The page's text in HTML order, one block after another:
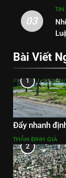
03
Bài Viết
1
Đẩy nhanh
THẨM ĐỊNH GIÁ
2